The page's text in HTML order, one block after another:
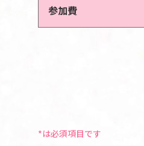
参加費
*は必須項目です